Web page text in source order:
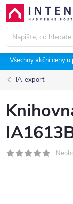
Přejít
obsah
Všechny akční ceny
IA-export